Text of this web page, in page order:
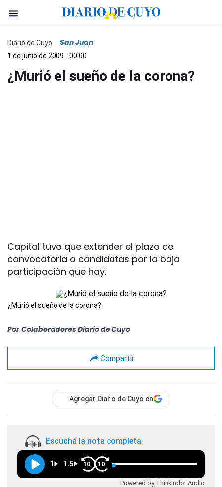
Diario de Cuyo San Juan
1 de junio de 2009 - 00:00
¿Murió el sueño de la corona?
Capital tuvo que extender el plazo de
convocatoria a candidatas por la baja
participación que hay.
¿Murió el sueño de la corona?
Por Colaboradores Diario de Cuyo
Compartir
Agregar Diario de Cuyo en
Escuchá la nota completa
1 1.5 10 10
Powered by Thinkindot Audio